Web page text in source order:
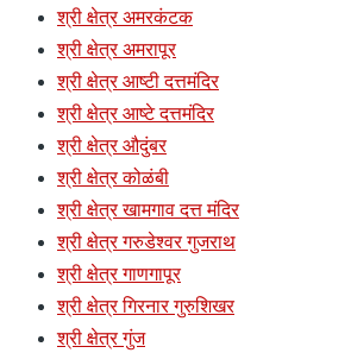
श्री क्षेत्र अमरकंटक
श्री क्षेत्र अमरापूर
श्री क्षेत्र आष्टी दत्तमंदिर
श्री क्षेत्र आष्टे दत्तमंदिर
श्री क्षेत्र औदुंबर
श्री क्षेत्र कोळंबी
श्री क्षेत्र खामगाव दत्त मंदिर
श्री क्षेत्र गरुडेश्वर गुजराथ
श्री क्षेत्र गाणगापूर
श्री क्षेत्र गिरनार गुरुशिखर
श्री क्षेत्र गुंज